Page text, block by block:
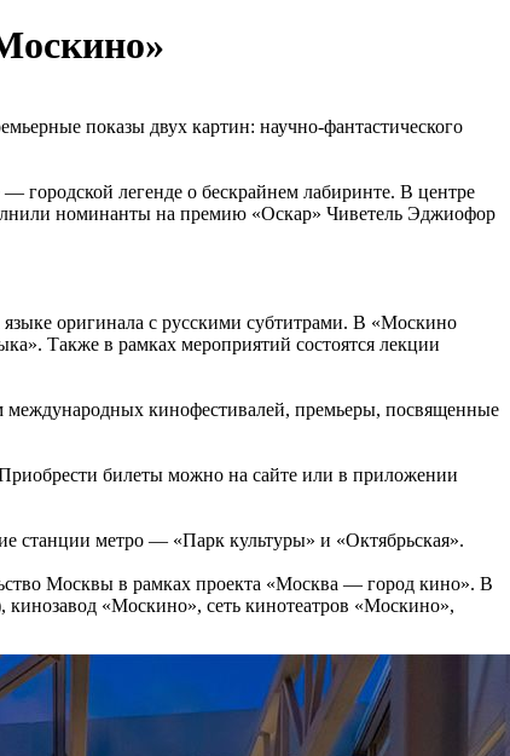
показы двух картин: научно-фантастического
городской легенде о бескрайнем лабиринте. В центре
номинанты на премию «Оскар» Чиветель Эджиофор
языке оригинала с русскими субтитрами. В «Москино
Также в рамках мероприятий состоятся лекции
международных кинофестивалей, премьеры, посвященные
Приобрести билеты можно на сайте или в приложении
станции метро — «Парк культуры» и «Октябрьская».
Москвы в рамках проекта «Москва — город кино». В
«Москино», сеть кинотеатров «Москино»,